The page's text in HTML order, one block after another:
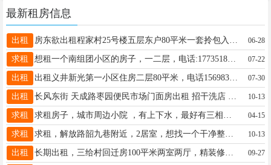
最新租房信息
出租 06-28
求租 想租一个南组团小区的房子，一二层，电话:17735187565 07-22
出租 出租义井新光第一小区住房二层80平米，电话15698332239 07-30
出租 10-13
求租 04-15
求租 求租，解放路韶九巷附近，2居室，想找一个干净整洁，最好有电梯或步梯低楼层的房子，租半年，17353952706 10-13
出租 长期出租，三给村回迁房100平米两室两厅，精装修南北通透，没有连廊，小区楼王核心地段，紧挨外国语学校，奥特莱斯，北中环，黎氏阁，交通便利，拎包入住，☎ 13546712577非诚勿扰 09-27